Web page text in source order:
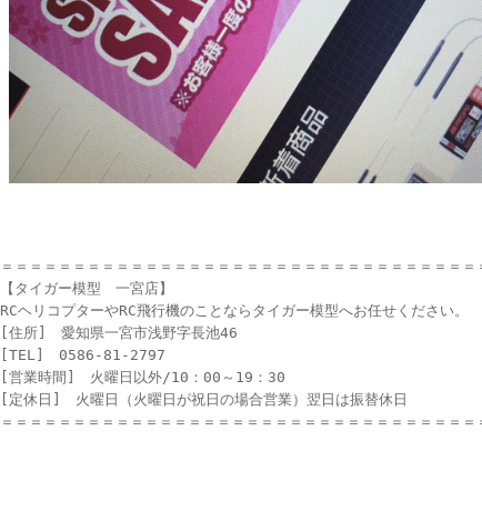
＝＝＝＝＝＝＝＝＝＝＝＝＝＝＝＝＝＝＝＝＝＝＝＝＝＝＝＝＝＝＝＝＝
【タイガー模型 一宮店】
RCヘリコプターやRC飛行機のことならタイガー模型へお任せください。
[住所] 愛知県一宮市浅野字長池46
[TEL] 0586-81-2797
[営業時間] 火曜日以外/10：00～19：30
[定休日] 火曜日（火曜日が祝日の場合営業）翌日は振替休日
＝＝＝＝＝＝＝＝＝＝＝＝＝＝＝＝＝＝＝＝＝＝＝＝＝＝＝＝＝＝＝＝＝